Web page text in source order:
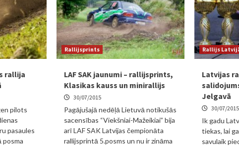
rallija
pilots
pasaules
posma
Rallijsprints
LAF SAK jaunumi – rallijsprints,
Klasikas kauss un minirallijs
30/07/2015
Pagājušajā nedēļā Lietuvā notikušās
sacensības “Viekšniai-Mažeikiai” bija
arī LAF SAK Latvijas čempionāta
rallijsprintā 5.posms un nu ir zināma
Rallijs
Latvijas
Jelgavā
30/07/2015
Ik gadu
tiekas, lai
savulaik